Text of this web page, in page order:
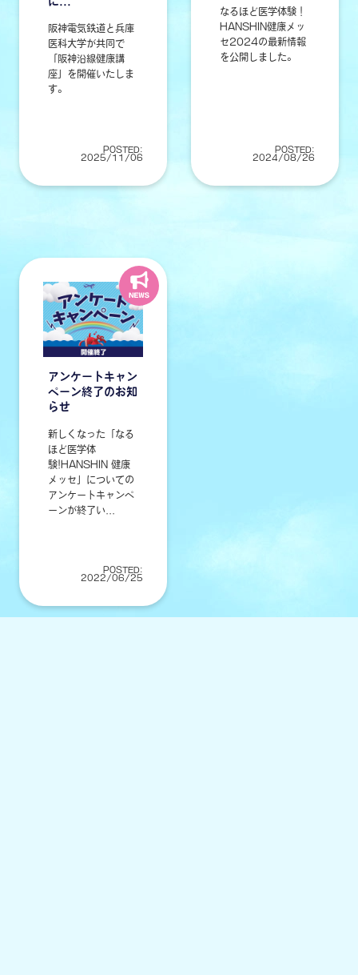
阪神電気鉄道と兵庫
医科大学が共同で
「阪神沿線健康講
座」を開催いたしま
す。
POSTED:
2025/11/06
なるほど医学体験！
HANSHIN健康メッ
セ2024の最新情報
を公開しました。
POSTED:
2024/08/26
アンケートキャン
ペーン終了のお知
らせ
新しくなった「なる
ほど医学体
験!HANSHIN 健康
メッセ」についての
アンケートキャンペ
ーンが終了い...
POSTED:
2022/06/25